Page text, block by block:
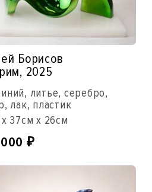
Борисов
2025
литье, серебро,
лак, пластик
37см x 26см
₽